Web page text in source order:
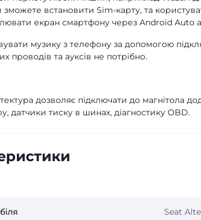
зможете встановити Sim-карту, та
екран смартфону через Android Auto
музику з телефону за допомогою
проводів та ауксів не потрібно.
дозволяє підключати до магнітола
датчики тиску в шинах, діагностику OBD.
Seat